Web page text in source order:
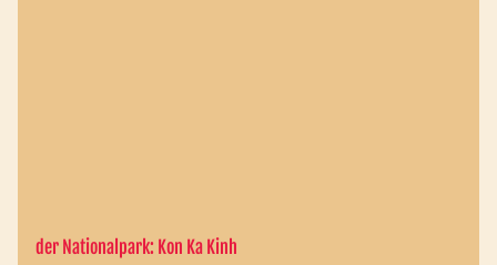
der Nationalpark: Kon Ka Kinh